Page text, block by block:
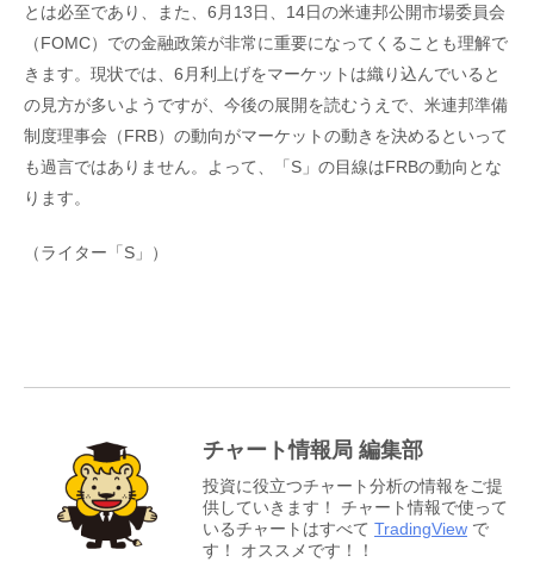
とは必至であり、また、6月13日、14日の米連邦公開市場委員会
（FOMC）での金融政策が非常に重要になってくることも理解で
きます。現状では、6月利上げをマーケットは織り込んでいると
の見方が多いようですが、今後の展開を読むうえで、米連邦準備
制度理事会（FRB）の動向がマーケットの動きを決めるといって
も過言ではありません。よって、「S」の目線はFRBの動向とな
ります。
（ライター「S」）
チャート情報局 編集部
投資に役立つチャート分析の情報をご提
供していきます！ チャート情報で使って
いるチャートはすべて TradingView で
す！ オススメです！！